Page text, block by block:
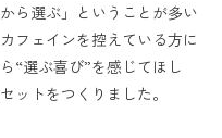
ら選ぶ」ということが多い
フェインを控えている方に
“選ぶ喜び”を感じてほし
ットをつくりました。